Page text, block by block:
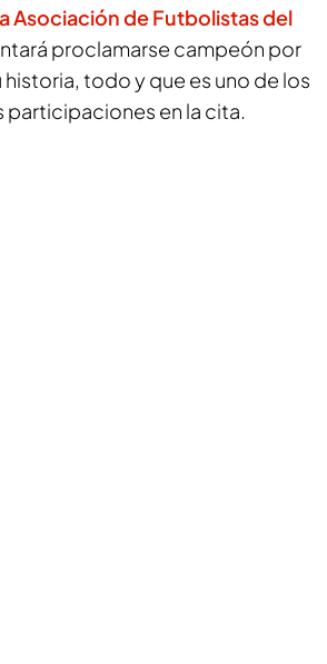
Asociación de Futbolistas del
proclamarse campeón por
historia, todo y que es uno de los
participaciones en la cita.